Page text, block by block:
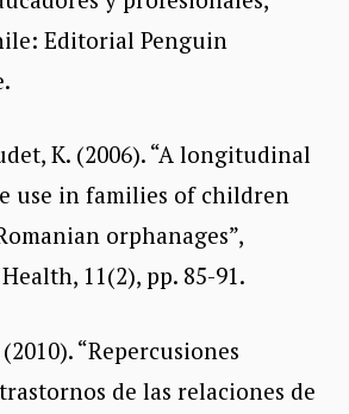
Editorial Penguin
K. (2006). “A longitudinal
use in families of children
orphanages”,
11(2), pp. 85-91.
“Repercusiones
de las relaciones de